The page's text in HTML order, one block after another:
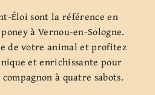
Éloi sont la référence en
à Vernou-en-Sologne.
de votre animal et profitez
et enrichissante pour
à quatre sabots.